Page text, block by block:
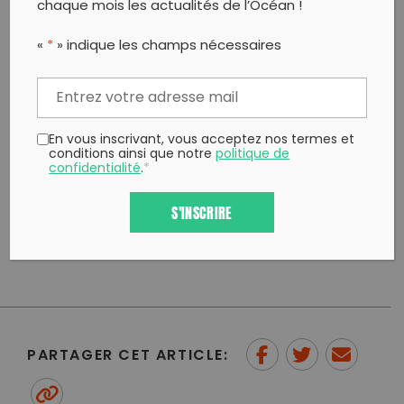
population à l’observation de l’environnement et à
Te mana o te moana sur UnGestePourLaMer.
Pour soutenir les actions de Te mana o te moana:
https://www.temanaotemoana.org/fr/nous-
PARTAGER CET ARTICLE:
chaque mois les actualités de l’Océan !
« * » indique les champs nécessaires
En vous inscrivant, vous acceptez nos termes et
conditions ainsi que notrepolitique de
confidentialité.*
S'INSCRIRE